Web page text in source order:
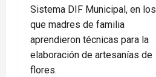
Sistema DIF Municipal, en los
que madres de familia
aprendieron técnicas para la
elaboración de artesanías de
flores.